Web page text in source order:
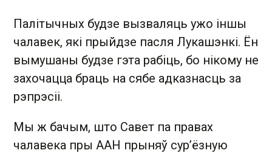
Палітычных будзе вызваляць ужо іншы
чалавек, які прыйдзе пасля Лукашэнкі. Ён
вымушаны будзе гэта рабіць, бо нікому не
захочацца браць на сябе адказнасць за
рэпрэсіі.
Мы ж бачым, што Савет па правах
чалавека пры ААН прыняў сур’ёзную